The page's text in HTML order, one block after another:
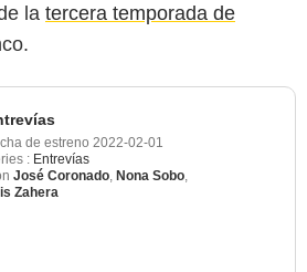
la tercera temporada de
de estreno 2022-02-01
: Entrevías
José Coronado Nona Sobo
Zahera